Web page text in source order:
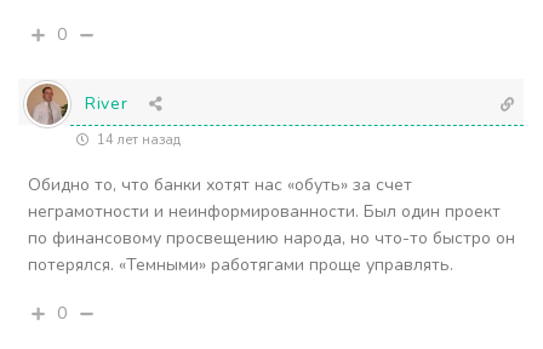
0
River
14 лет назад
Обидно то, что банки хотят нас «обуть» за счет
неграмотности и неинформированности. Был один проект
по финансовому просвещению народа, но что-то быстро он
потерялся. «Темными» работягами проще управлять.
0